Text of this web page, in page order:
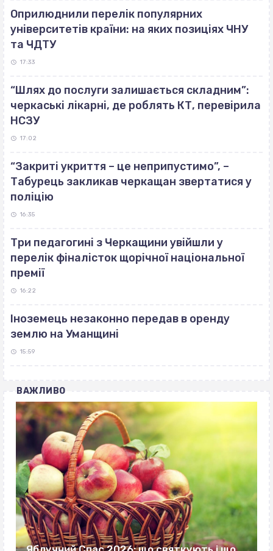
Оприлюднили перелік популярних
університетів країни: на яких позиціях ЧНУ
та ЧДТУ
17:33
“Шлях до послуги залишається складним”:
черкаські лікарні, де роблять КТ, перевірила
НСЗУ
17:02
“Закриті укриття – це неприпустимо”, –
Табурець закликав черкащан звертатися у
поліцію
16:35
Три педагогині з Черкащини увійшли у
перелік фіналісток щорічної національної
премії
16:22
Іноземець незаконно передав в оренду
землю на Уманщині
15:59
ВАЖЛИВО